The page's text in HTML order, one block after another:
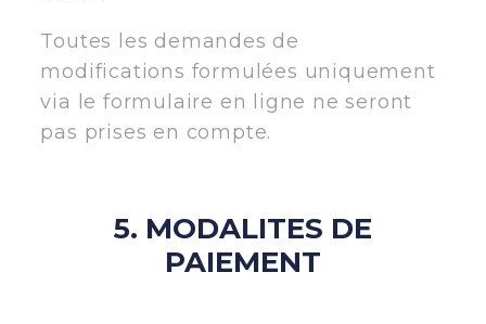
Toutes les demandes de
modifications formulées uniquement
via le formulaire en ligne ne seront
pas prises en compte.
5. MODALITES DE
PAIEMENT